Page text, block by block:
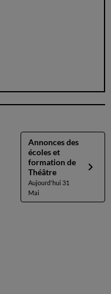
Annonces des
écoles et
formation de
Théâtre
Aujourd'hui 31
Mai